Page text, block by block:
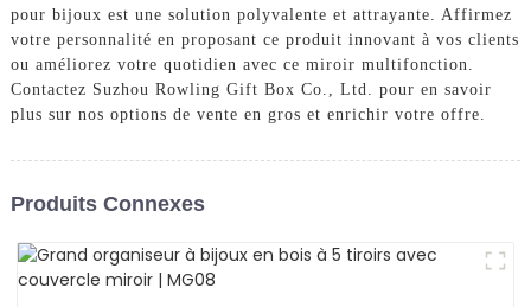
pour bijoux est une solution polyvalente et attrayante. Affirmez
votre personnalité en proposant ce produit innovant à vos clients
ou améliorez votre quotidien avec ce miroir multifonction.
Contactez Suzhou Rowling Gift Box Co., Ltd. pour en savoir
plus sur nos options de vente en gros et enrichir votre offre.
Produits Connexes